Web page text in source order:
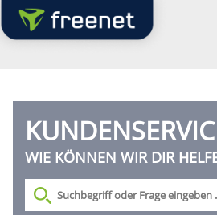
WIE KÖNNEN WIR DIR